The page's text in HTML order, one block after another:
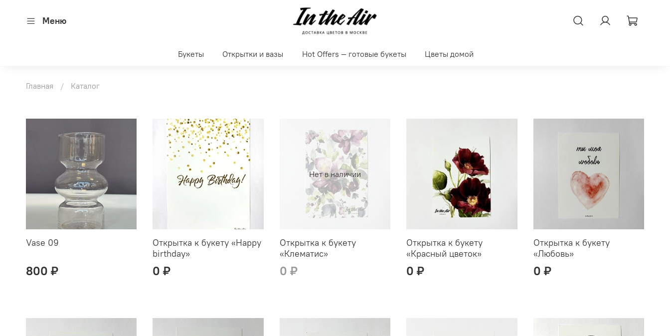
Меню
Букеты Открытки и вазы Hot Offers — готовые букеты Цветы домой
Главная Каталог
Vase 09
800 ₽
Открытка к букету «Happy
birthday»
0 ₽
Нет в наличии
Открытка к букету
«Клематис»
0 ₽
Открытка к букету
«Красный цветок»
0 ₽
Открытка к букету
«Любовь»
0 ₽